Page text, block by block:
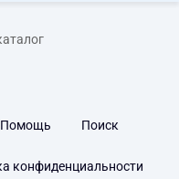
Помощь Поиск
конфиденциальности